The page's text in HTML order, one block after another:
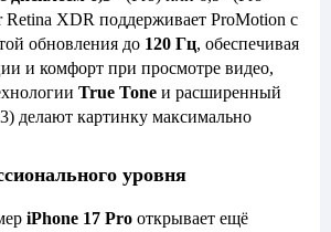
Retina XDR поддерживает ProMotion с
обновления до 120 Гц, обеспечивая
и комфорт при просмотре видео,
True Tone и расширенный
делают картинку максимально
уровня
iPhone 17 Pro открывает ещё